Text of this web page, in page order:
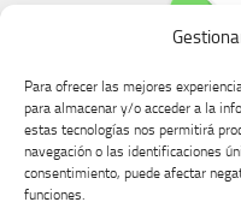
Para ofrecer las mejores
para almacenar y/o acceder a la
estas tecnologías nos permitirá
navegación o las identificaciones
consentimiento, puede afectar
funciones.
Buzón de